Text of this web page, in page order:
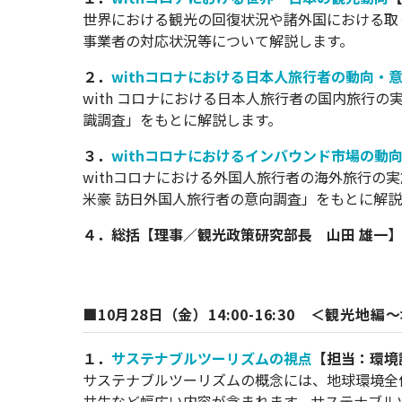
世界における観光の回復状況や諸外国における
事業者の対応状況等について解説します。
２． withコロナにおける日本人旅行者の動向・
with コロナにおける日本人旅行者の国内旅行の
識調査」をもとに解説します。
３． withコロナにおけるインバウンド市場の動
withコロナにおける外国人旅行者の海外旅行の
米豪 訪日外国人旅行者の意向調査」をもとに解
４．総括【理事／観光政策研究部長 山田 雄一】
■10月28日（金）14:00-16:30 ＜観光地編～
１． サステナブルツーリズムの視点 【担当：環
サステナブルツーリズムの概念には、地球環境